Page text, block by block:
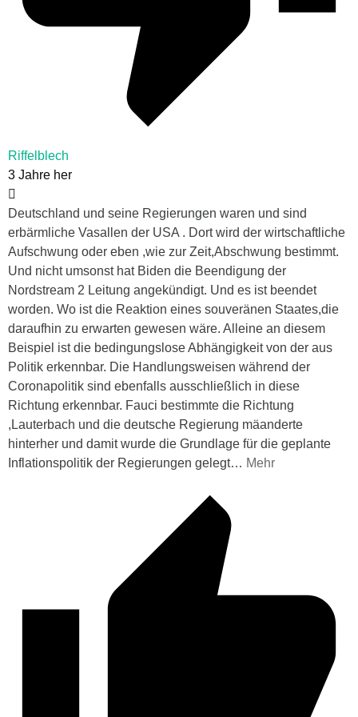
Riffelblech
3 Jahre her
Deutschland und seine Regierungen waren und sind
erbärmliche Vasallen der USA . Dort wird der wirtschaftliche
Aufschwung oder eben ,wie zur Zeit,Abschwung bestimmt.
Und nicht umsonst hat Biden die Beendigung der
Nordstream 2 Leitung angekündigt. Und es ist beendet
worden. Wo ist die Reaktion eines souveränen Staates,die
daraufhin zu erwarten gewesen wäre. Alleine an diesem
Beispiel ist die bedingungslose Abhängigkeit von der aus
Politik erkennbar. Die Handlungsweisen während der
Coronapolitik sind ebenfalls ausschließlich in diese
Richtung erkennbar. Fauci bestimmte die Richtung
,Lauterbach und die deutsche Regierung mäanderte
hinterher und damit wurde die Grundlage für die geplante
Inflationspolitik der Regierungen gelegt… Mehr